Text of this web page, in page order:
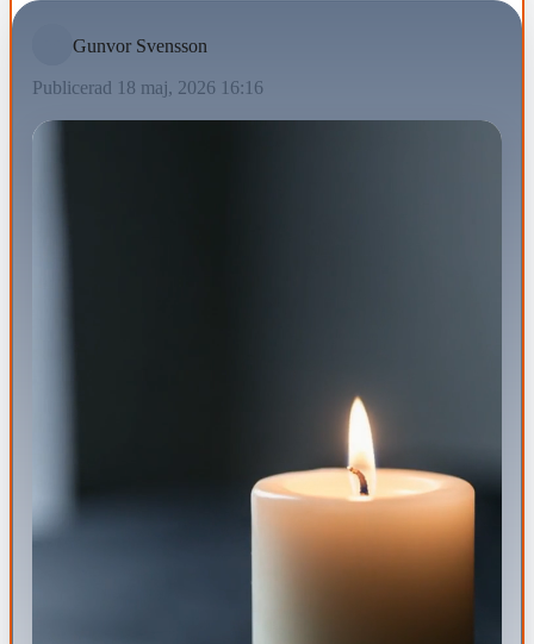
Gunvor Svensson
Publicerad 18 maj, 2026 16:16